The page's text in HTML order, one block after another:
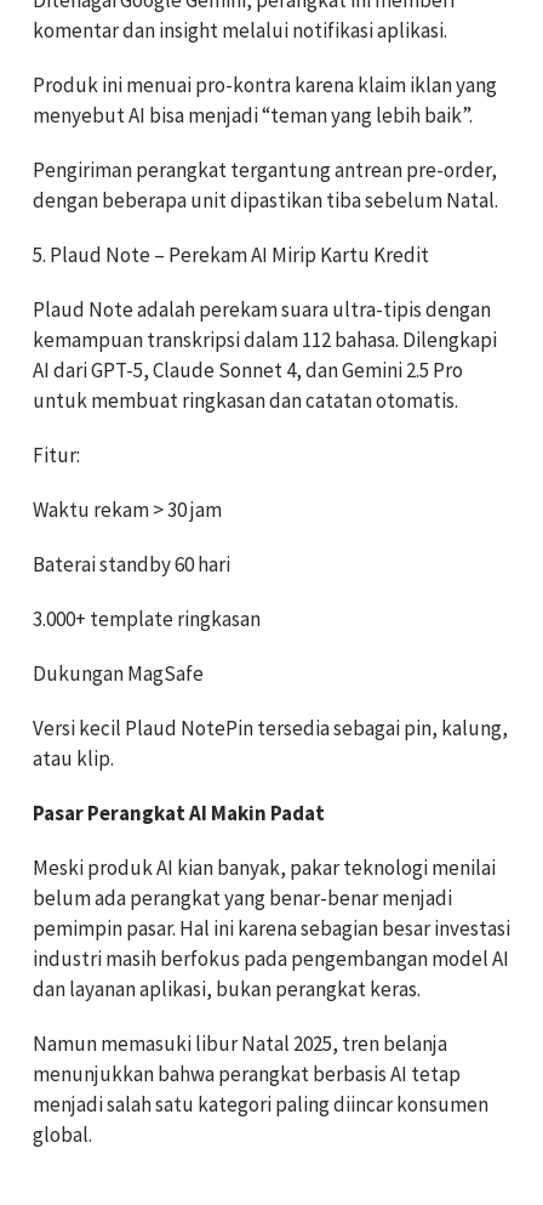
komentar dan insight melalui notifikasi aplikasi.
Produk ini menuai pro-kontra karena klaim iklan yang
menyebut AI bisa menjadi “teman yang lebih baik”.
Pengiriman perangkat tergantung antrean pre-order,
dengan beberapa unit dipastikan tiba sebelum Natal.
5. Plaud Note – Perekam AI Mirip Kartu Kredit
Plaud Note adalah perekam suara ultra-tipis dengan
kemampuan transkripsi dalam 112 bahasa. Dilengkapi
AI dari GPT-5, Claude Sonnet 4, dan Gemini 2.5 Pro
untuk membuat ringkasan dan catatan otomatis.
Fitur:
Waktu rekam > 30 jam
Baterai standby 60 hari
3.000+ template ringkasan
Dukungan MagSafe
Versi kecil Plaud NotePin tersedia sebagai pin, kalung,
atau klip.
Pasar Perangkat AI Makin Padat
Meski produk AI kian banyak, pakar teknologi menilai
belum ada perangkat yang benar-benar menjadi
pemimpin pasar. Hal ini karena sebagian besar investasi
industri masih berfokus pada pengembangan model AI
dan layanan aplikasi, bukan perangkat keras.
Namun memasuki libur Natal 2025, tren belanja
menunjukkan bahwa perangkat berbasis AI tetap
menjadi salah satu kategori paling diincar konsumen
global.